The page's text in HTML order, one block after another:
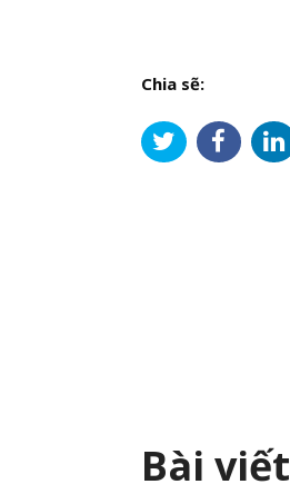
Chia sẽ:
Bài viết